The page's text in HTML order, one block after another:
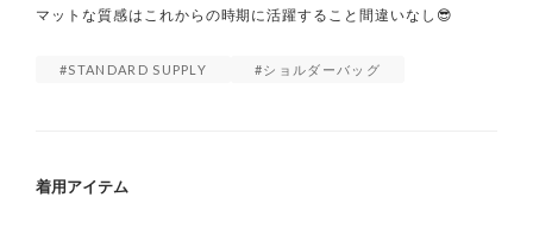
マットな質感はこれからの時期に活躍すること間違いなし😎
STANDARD SUPPLY ショルダーバッグ
着用アイテム